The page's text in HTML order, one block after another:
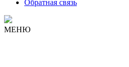
Обратная связь
МЕНЮ